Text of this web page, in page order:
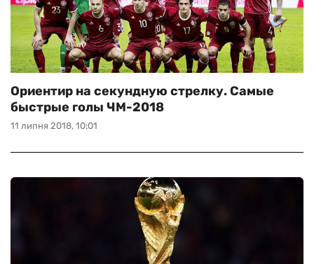
11 липня 2018, 10:01
Ориентир на секундную стрелку. Самые
быстрые голы ЧМ-2018